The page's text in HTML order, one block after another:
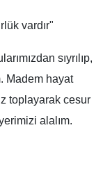
vardır"
sıyrılıp,
Madem hayat
toplayarak cesur
alalım.